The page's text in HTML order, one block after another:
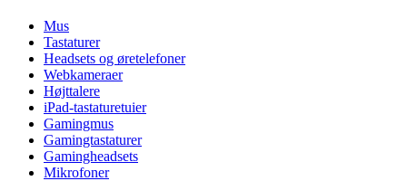
Mus
Tastaturer
Headsets og øretelefoner
Webkameraer
Højttalere
iPad-tastaturetuier
Gamingmus
Gamingtastaturer
Gamingheadsets
Mikrofoner